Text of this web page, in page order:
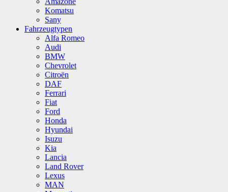
Komatsu
Sany
Fahrzeugtypen
Alfa Romeo
Audi
BMW
Chevrolet
Citroën
DAF
Ferrari
Fiat
Ford
Honda
Hyundai
Isuzu
Kia
Lancia
Land Rover
Lexus
MAN